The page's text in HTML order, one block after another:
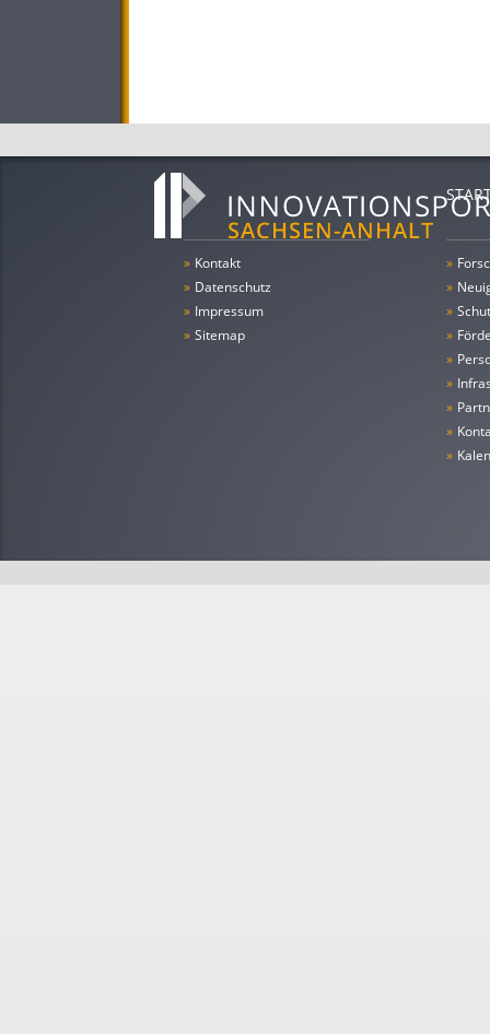
» Kontakt
» Datenschutz
» Impressum
» Sitemap
»
»
»
»
»
»
»
»
»